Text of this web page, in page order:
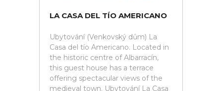
LA CASA DEL TÍO AMERICANO
Ubytování (Venkovský dům) La
Casa del tío Americano. Located in
the historic centre of Albarracín,
this guest house has a terrace
offering spectacular views of the
medieval town. Ubytování La Casa